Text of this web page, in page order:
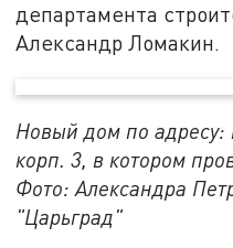
департамента
Александр Ломакин.
Новый дом по адресу:
корп. 3, в котором
Фото: Александра
"Царьград"